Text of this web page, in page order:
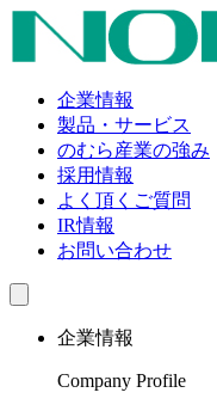
企業情報
製品・サービス
のむら産業の強み
採用情報
よく頂くご質問
IR情報
お問い合わせ
企業情報
Company Profile